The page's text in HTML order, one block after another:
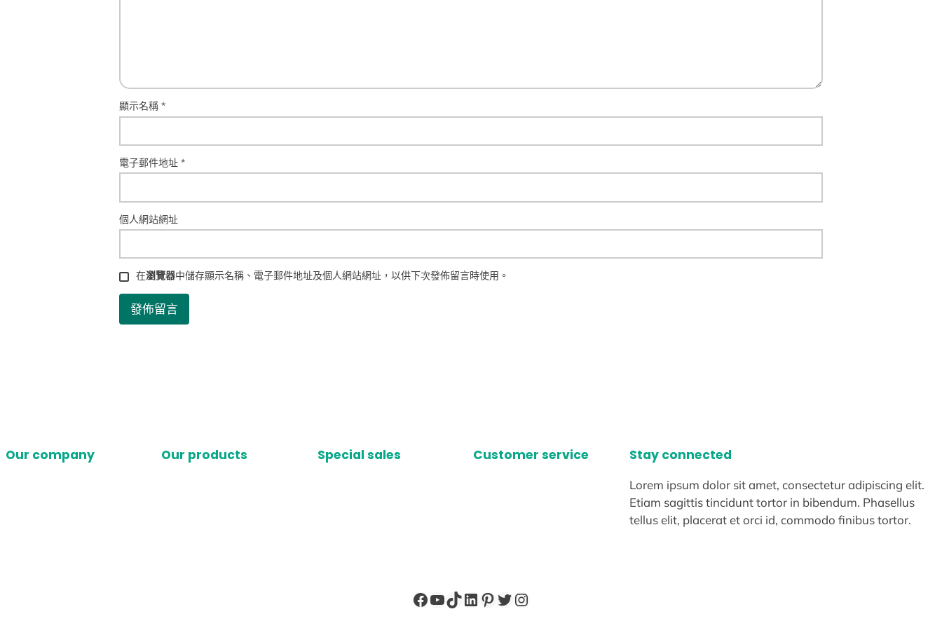
顯示名稱 *
電子郵件地址 *
個人網站網址
在瀏覽器中儲存顯示名稱、電子郵件地址及個人網站網址，以供下次發佈留言時使用。
Our company Our products Special sales Customer service Stay connected
Lorem ipsum dolor sit amet, consectetur adipiscing elit.
Etiam sagittis tincidunt tortor in bibendum. Phasellus
tellus elit, placerat et orci id, commodo finibus tortor.
Facebook
YouTube
TikTok
LinkedIn
Pinterest
X Instagram